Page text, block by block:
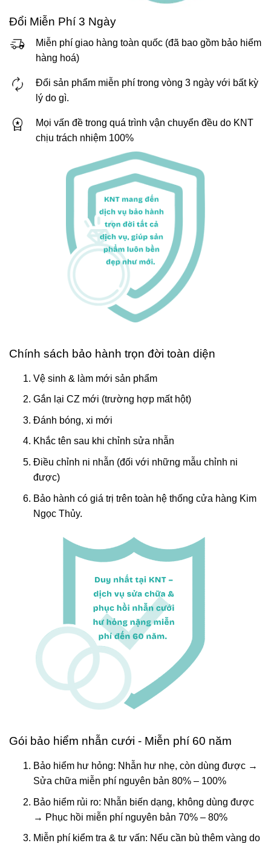
Đổi Miễn Phí 3 Ngày
Miễn phí giao hàng toàn quốc (đã bao gồm bảo hiểm
hàng hoá)
Đổi sản phẩm miễn phí trong vòng 3 ngày với bất kỳ
lý do gì.
Mọi vấn đề trong quá trình vận chuyển đều do KNT
chịu trách nhiệm 100%
Chính sách bảo hành trọn đời toàn diện
Vệ sinh & làm mới sản phẩm
Gắn lại CZ mới (trường hợp mất hột)
Đánh bóng, xi mới
Khắc tên sau khi chỉnh sửa nhẫn
Điều chỉnh ni nhẫn (đối với những mẫu chỉnh ni
được)
Bảo hành có giá trị trên toàn hệ thống cửa hàng Kim
Ngọc Thủy.
Gói bảo hiểm nhẫn cưới - Miễn phí 60 năm
Bảo hiểm hư hỏng: Nhẫn hư nhẹ, còn dùng được →
Sửa chữa miễn phí nguyên bản 80% – 100%
Bảo hiểm rủi ro: Nhẫn biến dạng, không dùng được
→ Phục hồi miễn phí nguyên bản 70% – 80%
Miễn phí kiểm tra & tư vấn: Nếu cần bù thêm vàng do